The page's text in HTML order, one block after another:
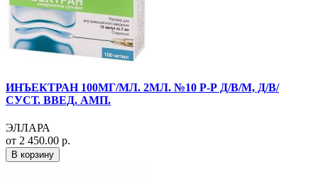
ИНЪЕКТРАН 100МГ/МЛ. 2МЛ. №10 Р-Р Д/В/М, Д/В/
СУСТ. ВВЕД. АМП.
ЭЛЛАРА
от 2 450.00 р.
В корзину